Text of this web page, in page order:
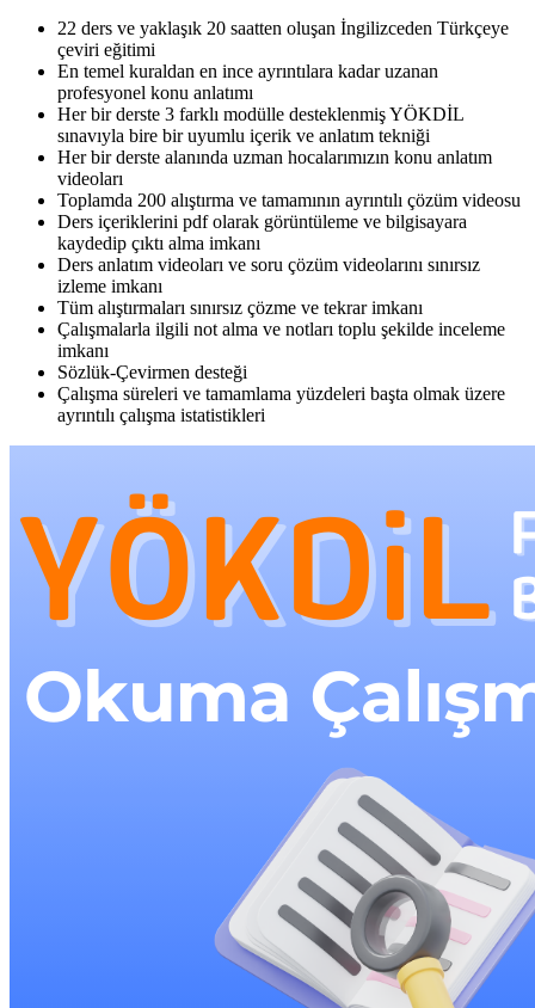
22 ders ve yaklaşık 20 saatten oluşan İngilizceden Türkçeye
çeviri eğitimi
En temel kuraldan en ince ayrıntılara kadar uzanan
profesyonel konu anlatımı
Her bir derste 3 farklı modülle desteklenmiş YÖKDİL
sınavıyla bire bir uyumlu içerik ve anlatım tekniği
Her bir derste alanında uzman hocalarımızın konu anlatım
videoları
Toplamda 200 alıştırma ve tamamının ayrıntılı çözüm videosu
Ders içeriklerini pdf olarak görüntüleme ve bilgisayara
kaydedip çıktı alma imkanı
Ders anlatım videoları ve soru çözüm videolarını sınırsız
izleme imkanı
Tüm alıştırmaları sınırsız çözme ve tekrar imkanı
Çalışmalarla ilgili not alma ve notları toplu şekilde inceleme
imkanı
Sözlük-Çevirmen desteği
Çalışma süreleri ve tamamlama yüzdeleri başta olmak üzere
ayrıntılı çalışma istatistikleri